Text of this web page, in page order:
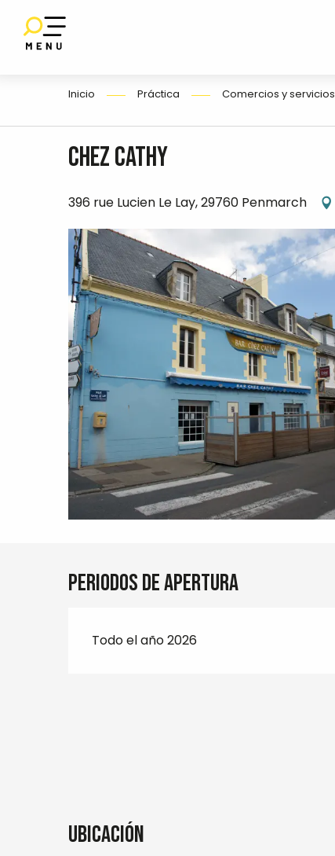
contenu
Inicio Práctica Comercios y servicios
Chez Cathy
396 rue Lucien Le Lay, 29760 Penmarch
Periodos de apertura
Todo el año 2026
Ubicación